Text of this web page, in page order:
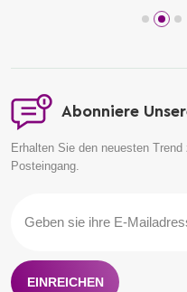
Abonniere
Erhalten Sie den neuesten
Posteingang.
EINREICHEN